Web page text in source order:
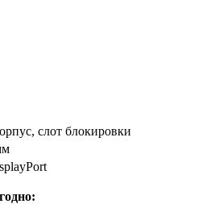
слот блокировки